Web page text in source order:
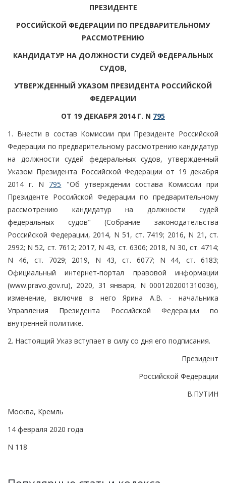
ПРЕЗИДЕНТЕ
РОССИЙСКОЙ ФЕДЕРАЦИИ ПО ПРЕДВАРИТЕЛЬНОМУ
РАССМОТРЕНИЮ
КАНДИДАТУР НА ДОЛЖНОСТИ СУДЕЙ ФЕДЕРАЛЬНЫХ
СУДОВ,
УТВЕРЖДЕННЫЙ УКАЗОМ ПРЕЗИДЕНТА РОССИЙСКОЙ
ФЕДЕРАЦИИ
ОТ 19 ДЕКАБРЯ 2014 Г. N 795
1. Внести в состав Комиссии при Президенте Российской
Федерации по предварительному рассмотрению кандидатур
на должности судей федеральных судов, утвержденный
Указом Президента Российской Федерации от 19 декабря
2014 г. N 795 "Об утверждении состава Комиссии при
Президенте Российской Федерации по предварительному
рассмотрению кандидатур на должности судей
федеральных судов" (Собрание законодательства
Российской Федерации, 2014, N 51, ст. 7419; 2016, N 21, ст.
2992; N 52, ст. 7612; 2017, N 43, ст. 6306; 2018, N 30, ст. 4714;
N 46, ст. 7029; 2019, N 43, ст. 6077; N 44, ст. 6183;
Официальный интернет-портал правовой информации
(www.pravo.gov.ru), 2020, 31 января, N 0001202001310036),
изменение, включив в него Ярина А.В. - начальника
Управления Президента Российской Федерации по
внутренней политике.
2. Настоящий Указ вступает в силу со дня его подписания.
Президент
Российской Федерации
В.ПУТИН
Москва, Кремль
14 февраля 2020 года
N 118